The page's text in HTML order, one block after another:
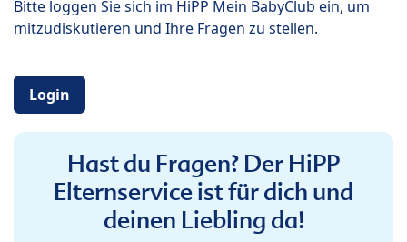
Bitte loggen Sie sich im HiPP Mein BabyClub ein, um
mitzudiskutieren und Ihre Fragen zu stellen.
Login
Hast du Fragen? Der HiPP
Elternservice ist für dich und
deinen Liebling da!